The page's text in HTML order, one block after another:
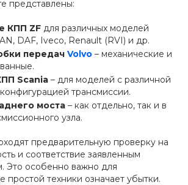
представлены:
КПП ZF для различных моделей
DAF, Iveco, Renault (RVI) и др.
передач Volvo – механические и
Scania – для моделей с различной
трансмиссии.
моста – как отдельно, так и в
узла.
предварительную проверку на
и соответствие заявленным
Это особенно важно для
простой техники означает убытки.